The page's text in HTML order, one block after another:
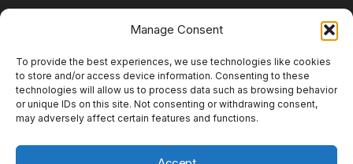
Manage Consent
To provide the best experiences, we use technologies like cookies
to store and/or access device information. Consenting to these
technologies will allow us to process data such as browsing behavior
or unique IDs on this site. Not consenting or withdrawing consent,
may adversely affect certain features and functions.
Subscríbete